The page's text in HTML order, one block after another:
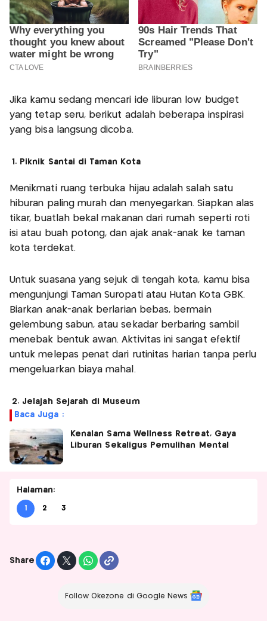
Jika kamu sedang mencari ide liburan low budget
yang tetap seru, berikut adalah beberapa inspirasi
yang bisa langsung dicoba.
1. Piknik Santai di Taman Kota
Menikmati ruang terbuka hijau adalah salah satu
hiburan paling murah dan menyegarkan. Siapkan alas
tikar, buatlah bekal makanan dari rumah seperti roti
isi atau buah potong, dan ajak anak-anak ke taman
kota terdekat.
Untuk suasana yang sejuk di tengah kota, kamu bisa
mengunjungi Taman Suropati atau Hutan Kota GBK.
Biarkan anak-anak berlarian bebas, bermain
gelembung sabun, atau sekadar berbaring sambil
menebak bentuk awan. Aktivitas ini sangat efektif
untuk melepas penat dari rutinitas harian tanpa perlu
mengeluarkan biaya mahal.
2. Jelajah Sejarah di Museum
Baca Juga :
Kenalan Sama Wellness Retreat, Gaya
Liburan Sekaligus Pemulihan Mental
Halaman:
1 2 3
Share
Follow Okezone di Google News